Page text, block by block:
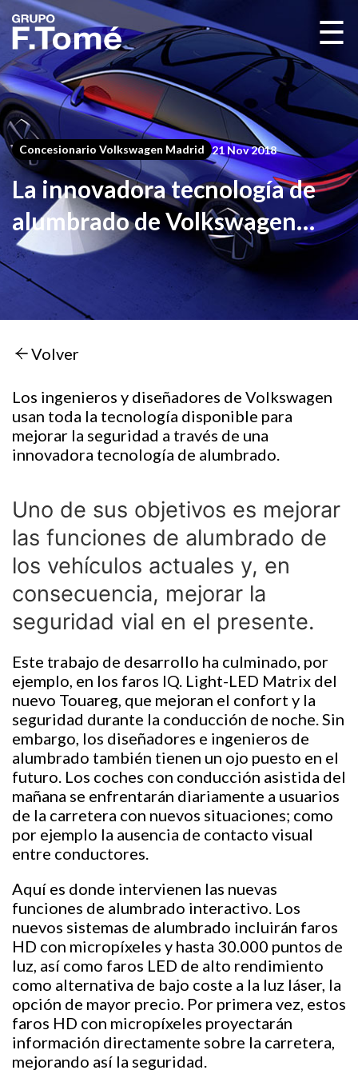
☰
Concesionario Volkswagen Madrid 21 Nov 2018
La innovadora tecnología de
alumbrado de Volkswagen
mejora tu seguridad.
Volver
Los ingenieros y diseñadores de Volkswagen
usan toda la tecnología disponible para
mejorar la seguridad a través de una
innovadora tecnología de alumbrado.
Uno de sus objetivos es mejorar
las funciones de alumbrado de
los vehículos actuales y, en
consecuencia, mejorar la
seguridad vial en el presente.
Este trabajo de desarrollo ha culminado, por
ejemplo, en los faros IQ. Light-LED Matrix del
nuevo Touareg, que mejoran el confort y la
seguridad durante la conducción de noche. Sin
embargo, los diseñadores e ingenieros de
alumbrado también tienen un ojo puesto en el
futuro. Los coches con conducción asistida del
mañana se enfrentarán diariamente a usuarios
de la carretera con nuevos situaciones; como
por ejemplo la ausencia de contacto visual
entre conductores.
Aquí es donde intervienen las nuevas
funciones de alumbrado interactivo. Los
nuevos sistemas de alumbrado incluirán faros
HD con micropíxeles y hasta 30.000 puntos de
luz, así como faros LED de alto rendimiento
como alternativa de bajo coste a la luz láser, la
opción de mayor precio. Por primera vez, estos
faros HD con micropíxeles proyectarán
información directamente sobre la carretera,
mejorando así la seguridad.